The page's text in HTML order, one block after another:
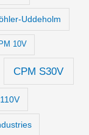
Uddeholm
10V
CPM S30V